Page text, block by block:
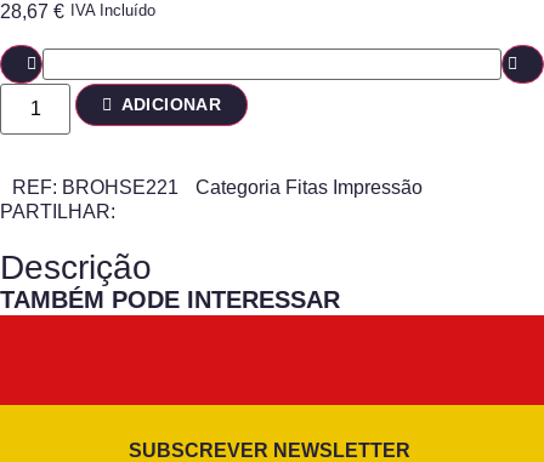
28,67 € IVA Incluído
ADICIONAR
REF: BROHSE221 Categoria Fitas Impressão
PARTILHAR:
Descrição
TAMBÉM PODE INTERESSAR
SUBSCREVER NEWSLETTER